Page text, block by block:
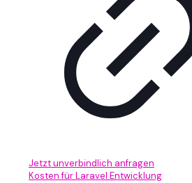
Jetzt unverbindlich anfragen
Kosten für Laravel Entwicklung